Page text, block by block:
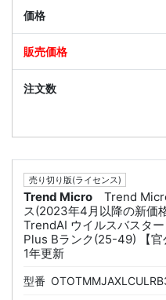
売り切り版(ライセンス)
Trend Micro
Trend
ス(2023年4月以降の新価
TrendAI ウイルスバスタ
Plus Bランク(25-49) 【官
1年更新
型番